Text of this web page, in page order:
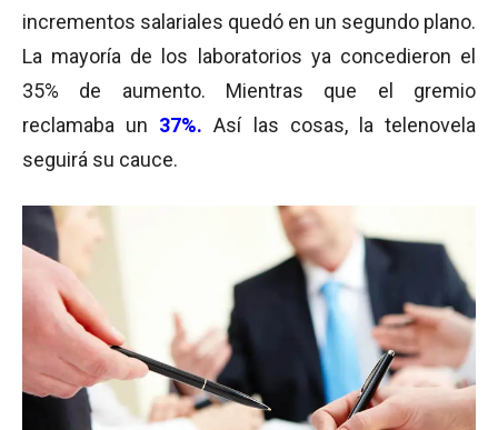
incrementos salariales quedó en un segundo plano.
La mayoría de los laboratorios ya concedieron el
35% de aumento. Mientras que el gremio
reclamaba un 37%.Así las cosas, la telenovela
seguirá su cauce.